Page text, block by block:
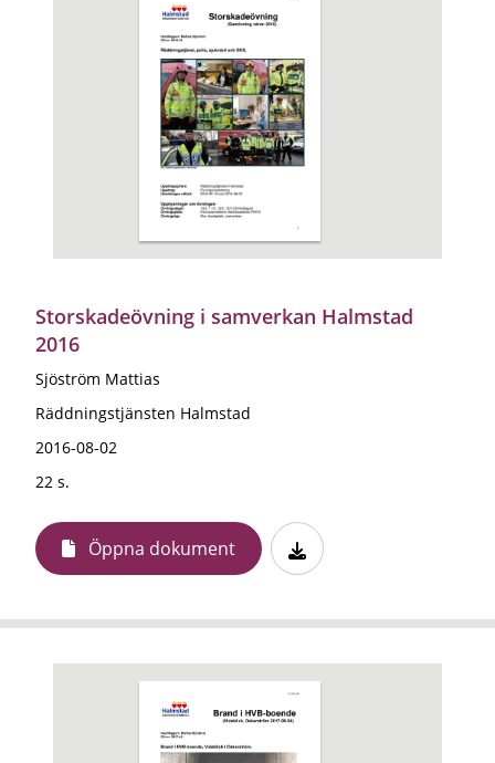
Storskadeövning i samverkan Halmstad
2016
Sjöström Mattias
Räddningstjänsten Halmstad
2016-08-02
22 s.
Öppna dokument